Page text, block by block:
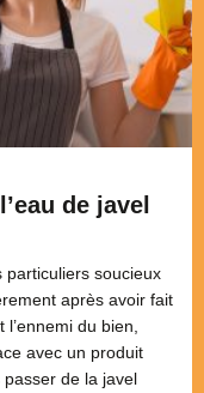
de javel
particuliers soucieux
après avoir fait
du bien,
avec un produit
de la javel